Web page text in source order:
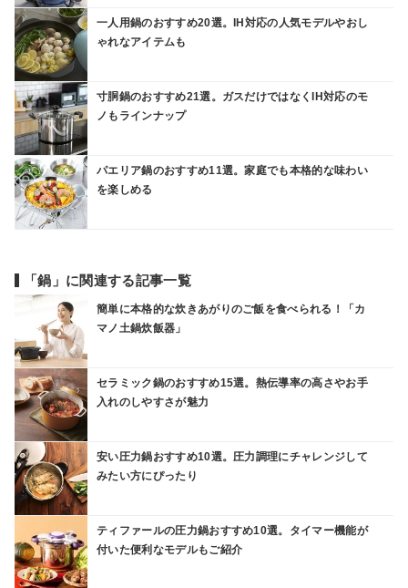
一人用鍋のおすすめ20選。IH対応の人気モデルやおし
ゃれなアイテムも
寸胴鍋のおすすめ21選。ガスだけではなくIH対応のモ
ノもラインナップ
パエリア鍋のおすすめ11選。家庭でも本格的な味わい
を楽しめる
「鍋」に関連する記事一覧
簡単に本格的な炊きあがりのご飯を食べられる！「カ
マノ土鍋炊飯器」
セラミック鍋のおすすめ15選。熱伝導率の高さやお手
入れのしやすさが魅力
安い圧力鍋おすすめ10選。圧力調理にチャレンジして
みたい方にぴったり
ティファールの圧力鍋おすすめ10選。タイマー機能が
付いた便利なモデルもご紹介